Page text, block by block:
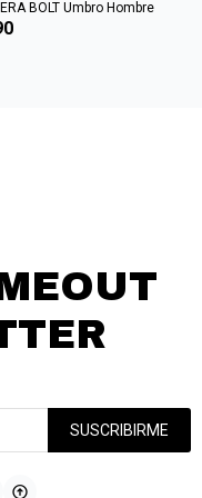
BOLT Umbro Hombre
SUSCRIBIRME
